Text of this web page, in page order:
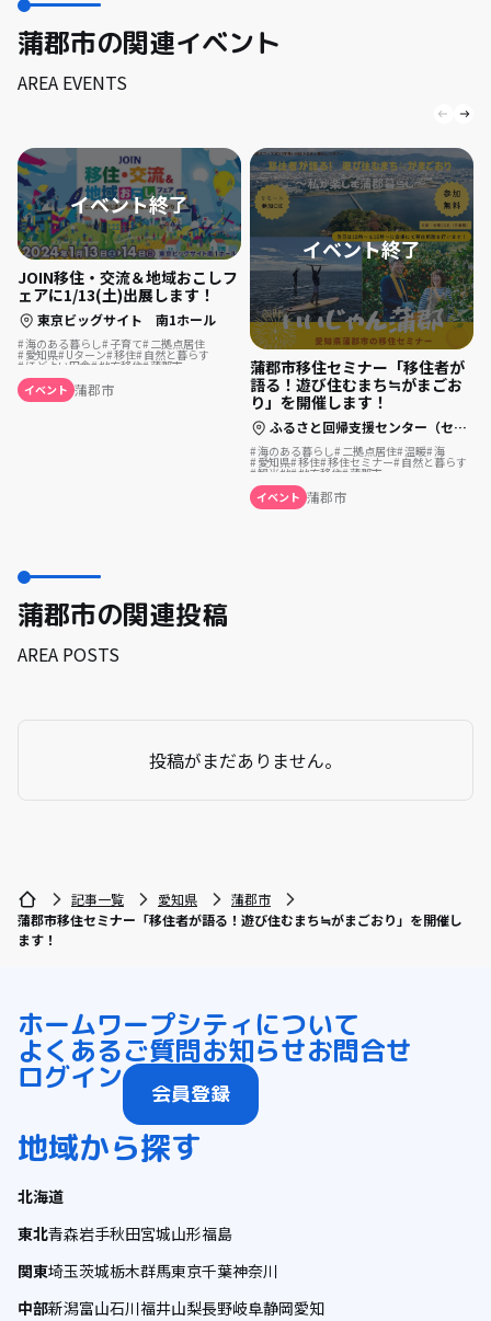
蒲郡市の関連イベント
AREA EVENTS
JOIN移住・交流＆地域おこしフ
ェアに1/13(土)出展します！
東京ビッグサイト 南1ホール
海のある暮らし 子育て 二拠点居住
愛知県 Uターン 移住 自然と暮らす
ほどよい田舎 地方移住 蒲郡市
温泉の近く
イベント 蒲郡市
蒲郡市移住セミナー「移住者が
語る！遊び住むまち≒がまごお
り」を開催します！
ふるさと回帰支援センター（セミナールームD）またはオンライン
海のある暮らし 二拠点居住 温暖 海
愛知県 移住 移住セミナー 自然と暮らす
観光地 地方移住 蒲郡市
マリンアクティビティ
イベント 蒲郡市
蒲郡市の関連投稿
AREA POSTS
投稿がまだありません。
記事一覧 愛知県
蒲郡市
蒲郡市移住セミナー「移住者が語る！遊び住むまち≒がまごおり」を開催し
ます！
ホームワープシティについて
よくあるご質問お知らせお問合せ
ログイン 会員登録
地域から探す
北海道
東北青森岩手秋田宮城山形福島
関東埼玉茨城栃木群馬東京千葉神奈川
中部新潟富山石川福井山梨長野岐阜静岡愛知